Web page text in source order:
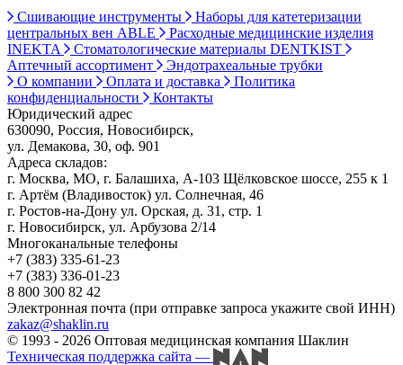
Сшивающие инструменты
Наборы для катетеризации
центральных вен ABLE
Расходные медицинские изделия
INEKTA
Стоматологические материалы DENTKIST
Аптечный ассортимент
Эндотрахеальные трубки
О компании
Оплата и доставка
Политика
конфиденциальности
Контакты
Юридический адрес
630090, Россия, Новосибирск,
ул. Демакова, 30, оф. 901
Адреса складов:
г. Москва, МО, г. Балашиха, А-103 Щёлковское шоссе, 255 к 1
г. Артём (Владивосток) ул. Солнечная, 46
г. Ростов-на-Дону ул. Орская, д. 31, стр. 1
г. Новосибирск, ул. Арбузова 2/14
Многоканальные телефоны
+7 (383) 335-61-23
+7 (383) 336-01-23
8 800 300 82 42
Электронная почта (при отправке запроса укажите свой ИНН)
zakaz@shaklin.ru
© 1993 - 2026 Оптовая медицинская компания Шаклин
Техническая поддержка сайта —